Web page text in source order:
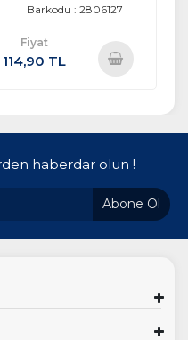
Barkodu : 2806127
Fiyat
114,90 TL
haberdar olun !
Abone Ol